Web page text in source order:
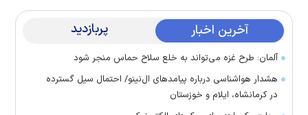
آخرین اخبار پربازدید
آلمان: طرح غزه می‌تواند به خلع سلاح حماس منجر شود
هشدار هواشناسی درباره پیامد‌های ال‌نینو/ احتمال سیل گسترده
در کرمانشاه، ایلام و خوزستان